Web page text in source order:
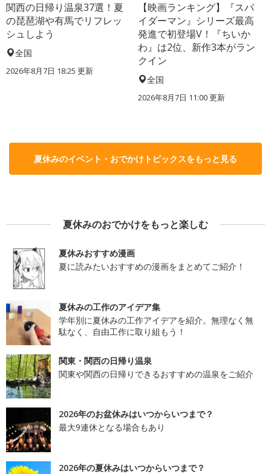
関西の日帰り温泉37選！夏
の琵琶湖や有馬でリフレッ
シュしよう
全国
2026年8月7日 18:25 更新
【映画ランキング】『スパ
イダーマン』シリーズ最高
発進で初登場V！『ちいか
わ』は2位、新作3本がラン
クイン
全国
2026年8月7日 11:00更新
夏休みのイベント・おでかけトピックスをもっと見る
夏休みのおでかけをもっと楽しむ
夏休みおすすめ漫画
夏に読みたいおすすめの漫画をまとめてご紹介！
夏休みの工作のアイデア集
学年別に夏休みの工作アイデアを紹介。無理なく無
駄なく、自由工作に取り組もう！
関東・関西の日帰り温泉
関東や関西の日帰りできるおすすめの温泉をご紹介
2026年のお盆休みはいつからいつまで？
最大9連休となる場合もあり
2026年の夏休みはいつからいつまで？